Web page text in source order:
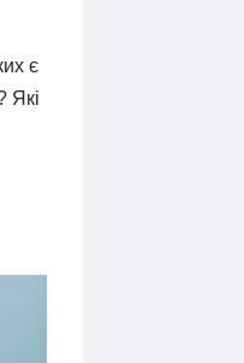
є
Які